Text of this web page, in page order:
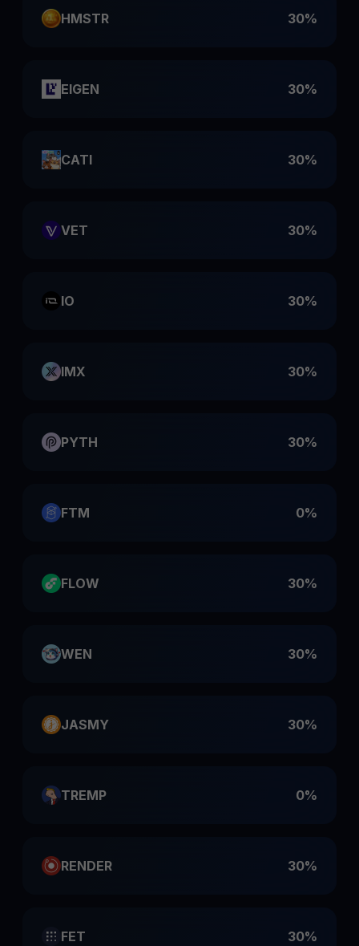
HMSTR 30%
EIGEN 30%
CATI 30%
VET 30%
IO 30%
IMX 30%
PYTH 30%
FTM 0%
FLOW 30%
WEN 30%
JASMY 30%
TREMP 0%
RENDER 30%
FET 30%